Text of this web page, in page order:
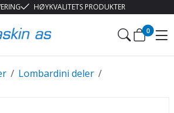
HØYKVALITETS PRODUKTER
0
/ /
Lombardini deler